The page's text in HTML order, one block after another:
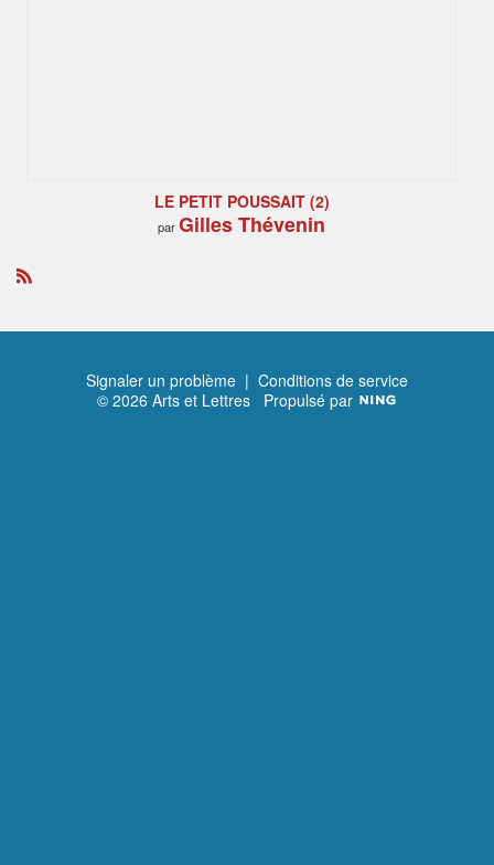
LE PETIT POUSSAIT (2)
parGilles Thévenin
Signaler un problème | Conditions de service
© 2026 Arts et Lettres Propulsé par